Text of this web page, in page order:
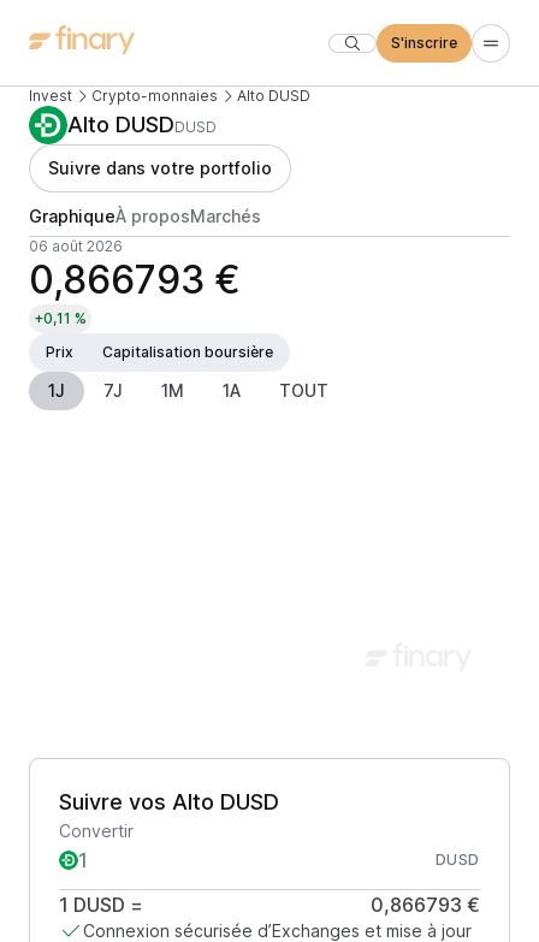
S'inscrire
Invest Crypto-monnaies Alto DUSD
Alto DUSDDUSD
Suivre dans votre portfolio
GraphiqueÀ proposMarchés
06 août 2026
0,866793 €
+0,11 %
Prix
Capitalisation boursière
1J 7J 1M 1A TOUT
Suivre vos Alto DUSD
Convertir
DUSD
1 DUSD = 0,866793 €
Connexion sécurisée d’Exchanges et mise à jour